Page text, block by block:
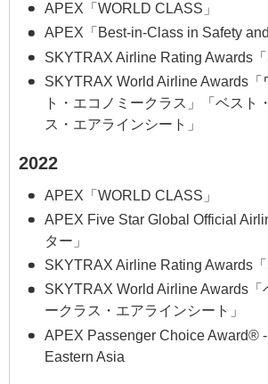
APEX「WORLD CLASS」
APEX「Best-in-Class in Safety
SKYTRAX Airline Rating Awards「
SKYTRAX World Airline Awards「
ト・エコノミークラス」「ベスト
ス・エアラインシート」
2022
APEX「WORLD CLASS」
APEX Five Star Global Official
ター」
SKYTRAX Airline Rating Awards「
SKYTRAX World Airline Awards「
ークラス・エアラインシート」
APEX Passenger Choice Award®
Eastern Asia